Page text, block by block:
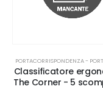
PORTACORRISPONDENZA -
Classificatore
The Corner - 5